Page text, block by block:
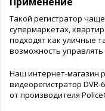
Такой регистратор
супермаркетах,
подходят как уличные
возможность управлять
Наш интернет-магазин
видеорегистратор
от производителя